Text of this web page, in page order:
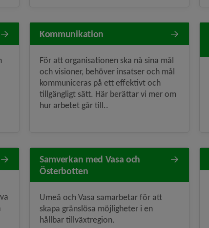
Kommunikation
För att organisationen ska nå sina mål
och visioner, behöver insatser och mål
kommuniceras på ett effektivt och
tillgängligt sätt. Här berättar vi mer om
hur arbetet går till..
Samverkan med Vasa och
Österbotten
Umeå och Vasa samarbetar för att
skapa gränslösa möjligheter i en
hållbar tillväxtregion.